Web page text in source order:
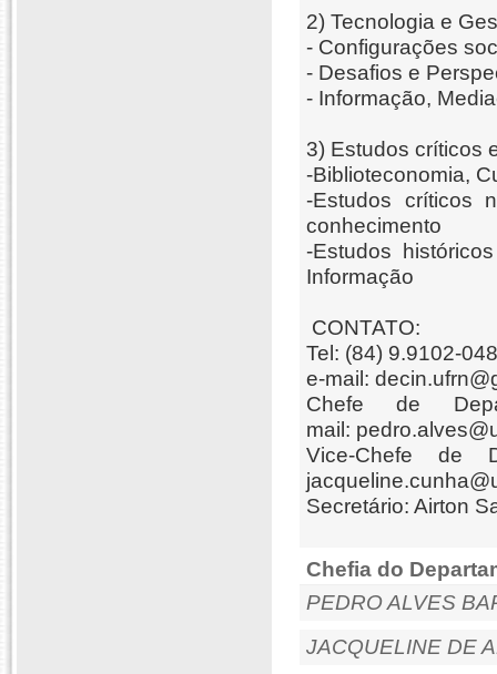
2) Tecnologia e
- Configurações
- Desafios e
- Informação,
3) Estudos críticos
-Biblioteconomia,
-Estudos críticos
conhecimento
-Estudos
Informação
CONTATO:
Tel: (84) 9.9102-
e-mail :
Chefe de
mail:
Vice-Chefe de
Secretário: Airton
Chefia do
PEDRO ALVES
JACQUELINE DE